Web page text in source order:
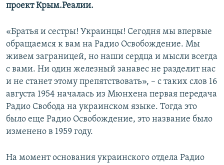
проект Крым.Реалии.
«Братья и сестры! Украинцы! Сегодня мы впервые
обращаемся к вам на Радио Освобождение. Мы
живем заграницей, но наши сердца и мысли всегда
с вами. Ни один железный занавес не разделит нас
и не станет этому препятствовать», – с таких слов 16
августа 1954 началась из Мюнхена первая передача
Радио Свобода на украинском языке. Тогда это
было еще Радио Освобождение, это название было
изменено в 1959 году.
На момент основания украинского отдела Радио